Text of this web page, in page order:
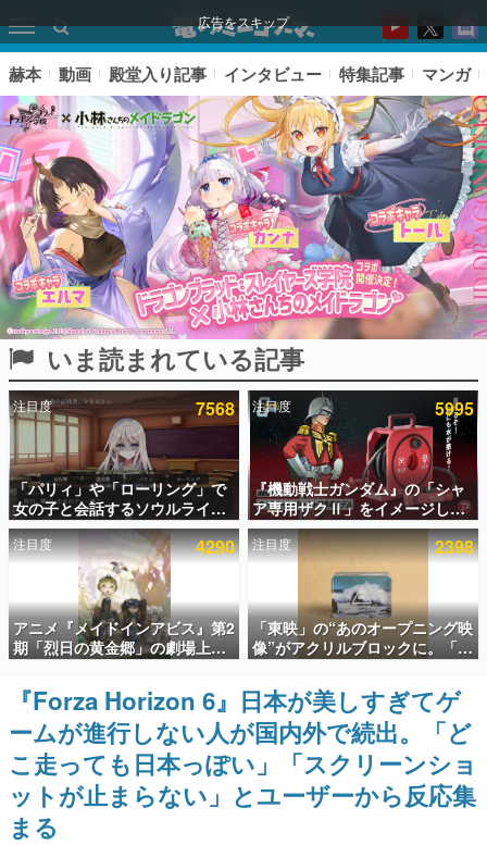
広告をスキップ
ピックアップ
電ファミのいま読まれている記事ランキング
アプリセール情報
インタビュー
連載・特集一覧
殿堂入り記事
SNS拡散数が数千以上！ ページビュー数万以上！ などな
ど。多くの人々に読まれた、電ファミ渾身の“殿堂入り”記
事をまとめました。
ゲームの企画書
名作ゲームクリエイターの方々に製作時のエピソードをお
聞きし、ヒットする企画（ゲーム）とは何か？を探ってい
きます。
赫本
この物語を解いてはいけない。『赫本』は、〈試験問題〉
赫本 動画 殿堂入り記事 インタビュー 特集記事 マンガ
いま読まれている記事
注目度 7568
「パリィ」や「ローリング」で
女の子と会話するソウルライク
恋愛ゲーム『小早川さんはソウ
ルライク』無料公開。返事に失
敗すると「YOU DIED」
注目度 5995
『機動戦士ガンダム』の「シャ
ア専用ザクⅡ」をイメージした
散水ホースリールが予約開始。
本体にはシャアのパーソナルマ
ークやジオン公国軍のエンブレ
ム、型式番号などを配置
注目度 4290
アニメ『メイドインアビス』第2
期「烈日の黄金郷」の劇場上映
が決定！レグ役・伊瀬茉莉也さ
んらが登壇する舞台挨拶も実施
注目度 2398
「東映」の“あのオープニング映
像”がアクリルブロックに。「東
映ヒストリカル グッズコレクシ
ョン」が8月下旬より発売
『Forza Horizon 6』日本が美しすぎてゲ
ームが進行しない人が国内外で続出。「ど
こ走っても日本っぽい」「スクリーンショ
ットが止まらない」とユーザーから反応集
まる